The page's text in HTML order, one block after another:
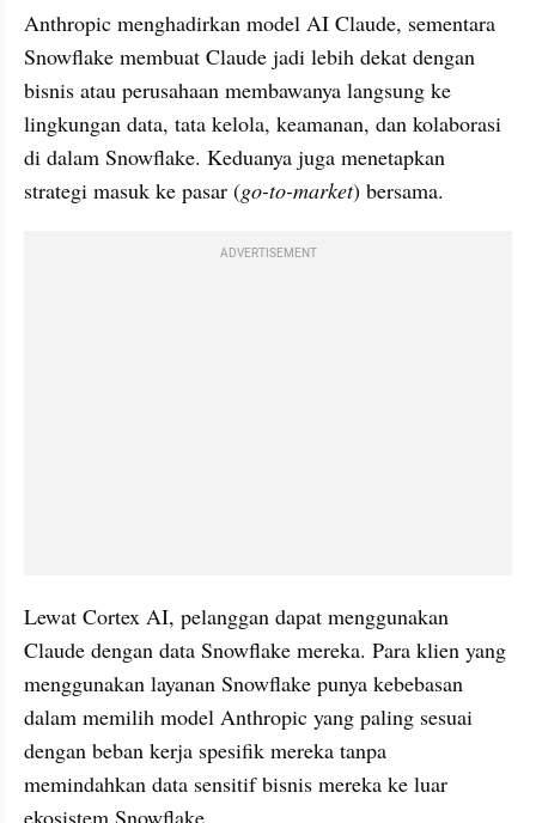
Anthropic menghadirkan model AI Claude, sementara
Snowflake membuat Claude jadi lebih dekat dengan
bisnis atau perusahaan membawanya langsung ke
lingkungan data, tata kelola, keamanan, dan kolaborasi
di dalam Snowflake. Keduanya juga menetapkan
strategi masuk ke pasar (go-to-market) bersama.
ADVERTISEMENT
Lewat Cortex AI, pelanggan dapat menggunakan
Claude dengan data Snowflake mereka. Para klien yang
menggunakan layanan Snowflake punya kebebasan
dalam memilih model Anthropic yang paling sesuai
dengan beban kerja spesifik mereka tanpa
memindahkan data sensitif bisnis mereka ke luar
ekosistem Snowflake.